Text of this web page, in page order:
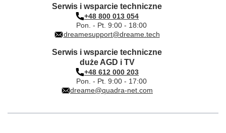
Serwis i wsparcie techniczne
+48 800 013 054
Pon. - Pt. 9:00 - 18:00
dreamesupport@dreame.tech
Serwis i wsparcie techniczne
duże AGD i TV
+48 612 000 203
Pon. - Pt. 9:00 - 17:00
dreame@quadra-net.com